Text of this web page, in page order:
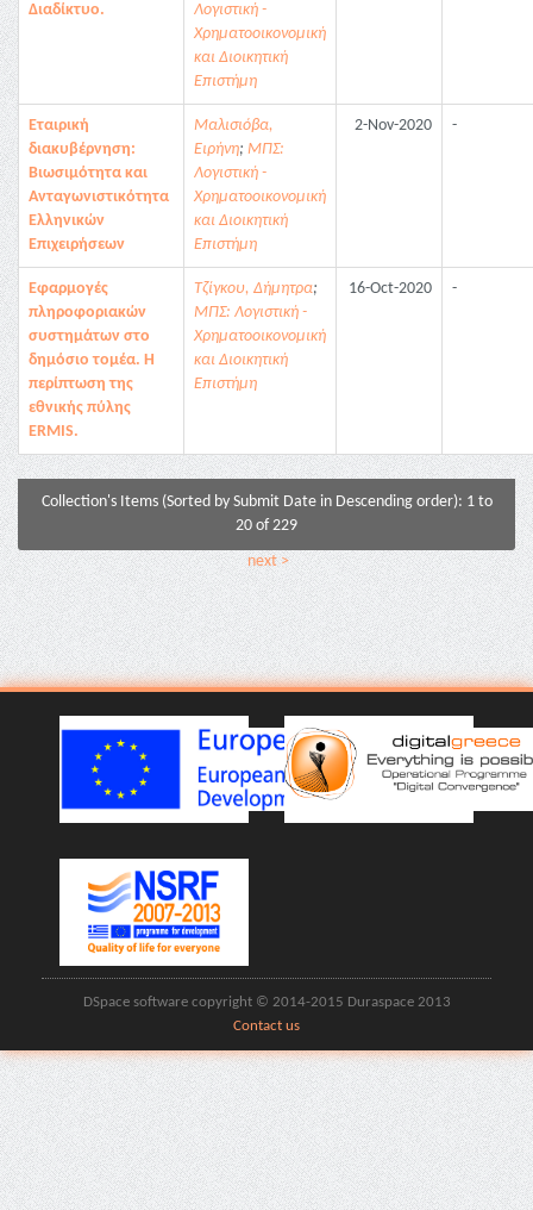
Διαδίκτυο.
Λογιστική -
Χρηματοοικονομική
και Διοικητική
Επιστήμη
Εταιρική
διακυβέρνηση:
Βιωσιμότητα και
Ανταγωνιστικότητα
Ελληνικών
Επιχειρήσεων
Μαλισιόβα,
Ειρήνη; ΜΠΣ:
Λογιστική -
Χρηματοοικονομική
και Διοικητική
Επιστήμη
2-Nov-2020 -
Εφαρμογές
πληροφοριακών
συστημάτων στο
δημόσιο τομέα. Η
περίπτωση της
εθνικής πύλης
ERMIS.
Τζίγκου, Δήμητρα;
ΜΠΣ: Λογιστική -
Χρηματοοικονομική
και Διοικητική
Επιστήμη
16-Oct-2020 -
Collection's Items (Sorted by Submit Date in Descending order): 1 to
20 of 229
next >
DSpace software copyright © 2014-2015 Duraspace 2013
Contact us